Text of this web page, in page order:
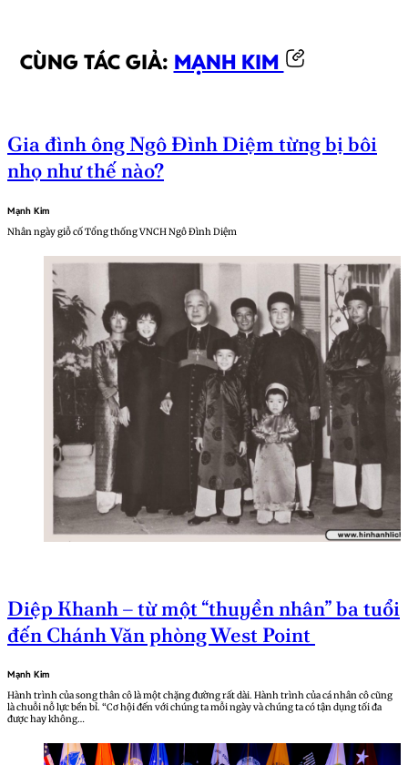
CÙNG TÁC GIẢ: MẠNH KIM
Gia đình ông Ngô Đình Diệm từng bị bôi
nhọ như thế nào?
Mạnh Kim
Nhân ngày giỗ cố Tổng thống VNCH Ngô Đình Diệm
Diệp Khanh – từ một “thuyền nhân” ba tuổi
đến Chánh Văn phòng West Point
Mạnh Kim
Hành trình của song thân cô là một chặng đường rất dài. Hành trình của cá nhân cô cũng
là chuỗi nỗ lực bền bỉ. “Cơ hội đến với chúng ta mỗi ngày và chúng ta có tận dụng tối đa
được hay không…